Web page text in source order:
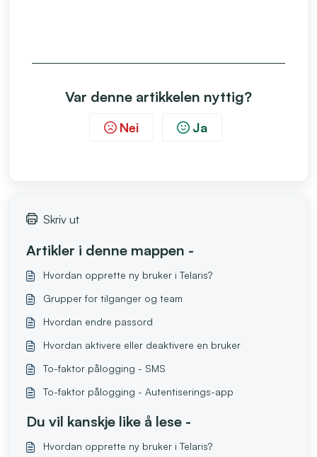
Var denne artikkelen nyttig?
Nei Ja
Skriv ut
Artikler i denne mappen -
Hvordan opprette ny bruker i Telaris?
Grupper for tilganger og team
Hvordan endre passord
Hvordan aktivere eller deaktivere en bruker
To-faktor pålogging - SMS
To-faktor pålogging - Autentiserings-app
Du vil kanskje like å lese -
Hvordan opprette ny bruker i Telaris?